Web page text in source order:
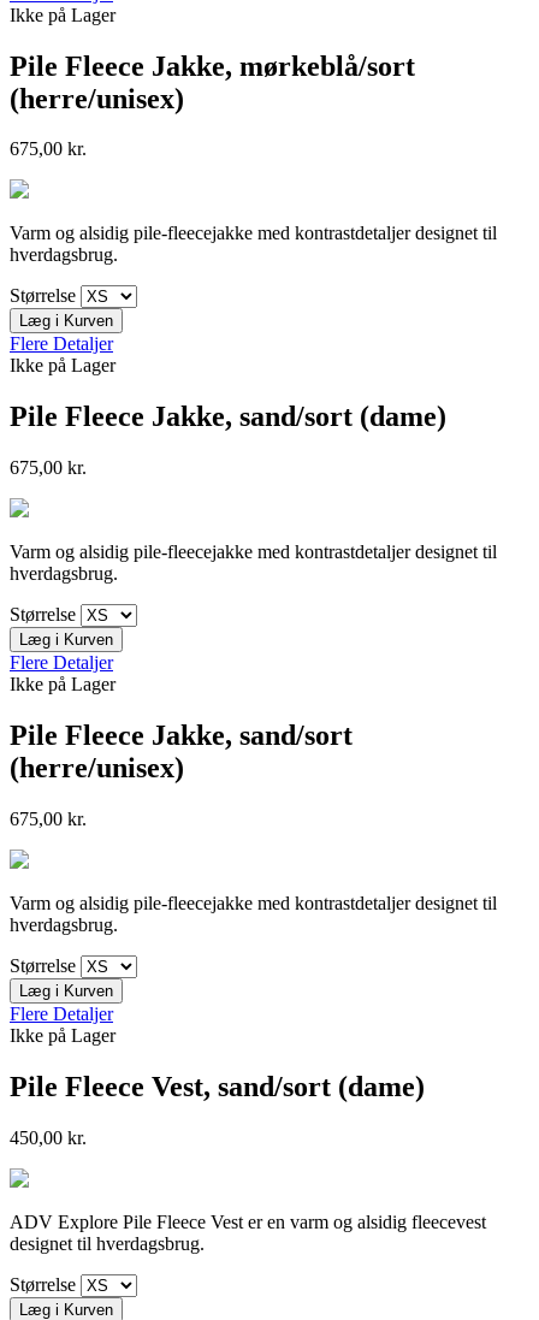
Ikke på Lager
Pile Fleece Jakke, mørkeblå/sort
(herre/unisex)
675,00 kr.
Varm og alsidig pile-fleecejakke med kontrastdetaljer designet til
hverdagsbrug.
Størrelse
Læg i Kurven
Flere Detaljer
Ikke på Lager
Pile Fleece Jakke, sand/sort (dame)
675,00 kr.
Varm og alsidig pile-fleecejakke med kontrastdetaljer designet til
hverdagsbrug.
Størrelse
Læg i Kurven
Flere Detaljer
Ikke på Lager
Pile Fleece Jakke, sand/sort
(herre/unisex)
675,00 kr.
Varm og alsidig pile-fleecejakke med kontrastdetaljer designet til
hverdagsbrug.
Størrelse
Læg i Kurven
Flere Detaljer
Ikke på Lager
Pile Fleece Vest, sand/sort (dame)
450,00 kr.
ADV Explore Pile Fleece Vest er en varm og alsidig fleecevest
designet til hverdagsbrug.
Størrelse
Læg i Kurven